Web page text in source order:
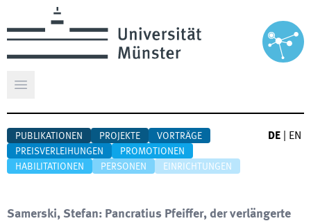
Hauptmenü öffnen
PUBLIKATIONEN PROJEKTE
VORTRÄGE
PREISVERLEIHUNGEN
PROMOTIONEN
HABILITATIONEN
PERSONEN EINRICHTUNGEN
DE EN
Samerski, Stefan: Pancratius Pfeiffer, der verlängerte